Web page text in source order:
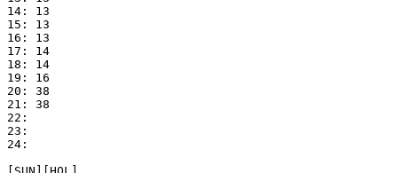
14: 13
15: 13
16: 13
17: 14
18: 14
19: 16
20: 38
21: 38
22:
23:
24:
[SUN][HOL]